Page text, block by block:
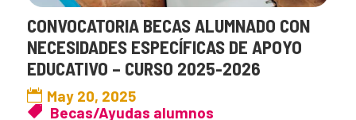
CONVOCATORIA BECAS ALUMNADO CON
NECESIDADES ESPECÍFICAS DE APOYO
EDUCATIVO – CURSO 2025-2026
May 20, 2025
Becas/Ayudas alumnos